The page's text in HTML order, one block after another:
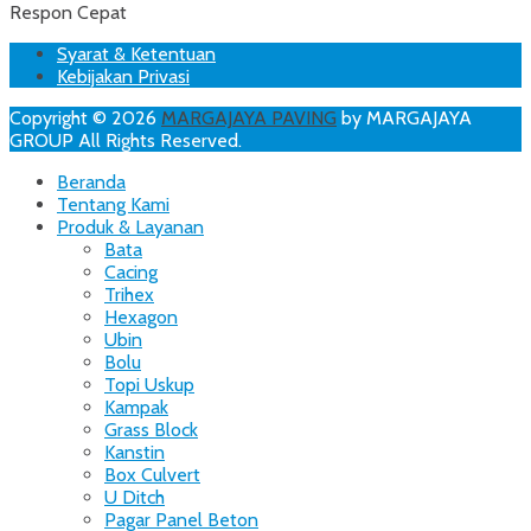
Respon Cepat
Footer
Menu
Skip
Syarat & Ketentuan
Kebijakan Privasi
Copyright © 2026 MARGAJAYA PAVING by MARGAJAYA
GROUP All Rights Reserved.
Beranda
Tentang Kami
Produk & Layanan
Bata
Cacing
Trihex
Hexagon
Ubin
Bolu
Topi Uskup
Kampak
Grass Block
Kanstin
Box Culvert
U Ditch
Pagar Panel Beton